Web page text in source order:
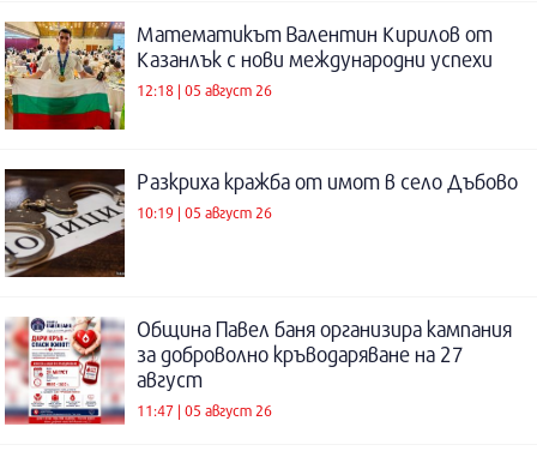
Математикът Валентин Кирилов от
Казанлък с нови международни успехи
12:18 | 05 август 26
Разкриха кражба от имот в село Дъбово
10:19 | 05 август 26
Община Павел баня организира кампания
за доброволно кръводаряване на 27
август
11:47 | 05 август 26